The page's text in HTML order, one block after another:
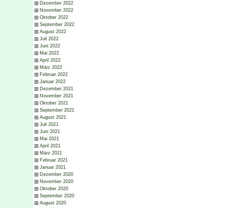
Dezember 2022
November 2022
Oktober 2022
September 2022
August 2022
Juli 2022
Juni 2022
Mai 2022
April 2022
März 2022
Februar 2022
Januar 2022
Dezember 2021
November 2021
Oktober 2021
September 2021
August 2021
Juli 2021
Juni 2021
Mai 2021
April 2021
März 2021
Februar 2021
Januar 2021
Dezember 2020
November 2020
Oktober 2020
September 2020
August 2020